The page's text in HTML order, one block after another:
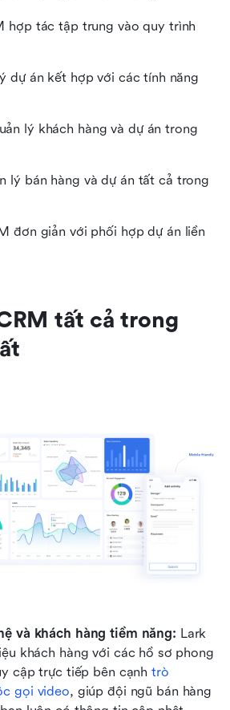
hợp tác tập trung vào quy trình
dự án kết hợp với các tính năng
lý khách hàng và dự án trong
lý bán hàng và dự án tất cả trong
đơn giản với phối hợp dự án liền
tất cả trong
và khách hàng tiềm năng: Lark
khách hàng với các hồ sơ phong
cập trực tiếp bên cạnh trò
gọi video, giúp đội ngũ bán hàng